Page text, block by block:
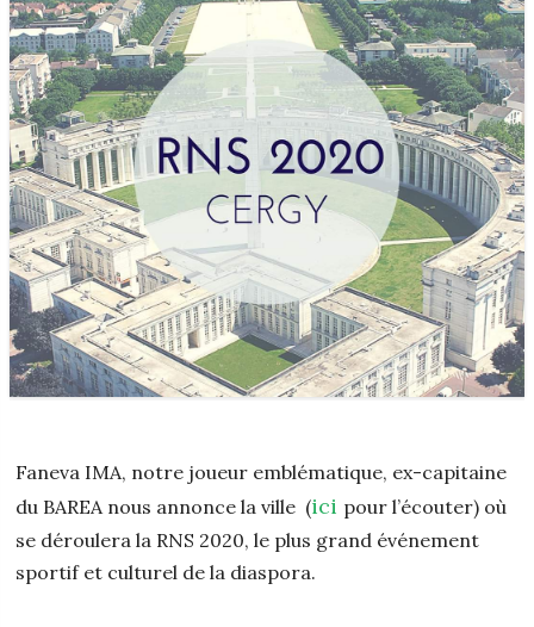
Faneva IMA, notre joueur emblématique, ex-capitaine
du BAREA nous annonce la ville (ici pour l’écouter) où
se déroulera la RNS 2020, le plus grand événement
sportif et culturel de la diaspora.